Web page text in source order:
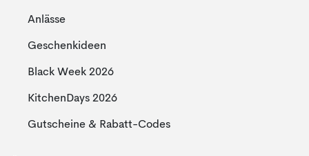
Anlässe
Geschenkideen
Black Week 2026
KitchenDays 2026
Gutscheine & Rabatt-Codes